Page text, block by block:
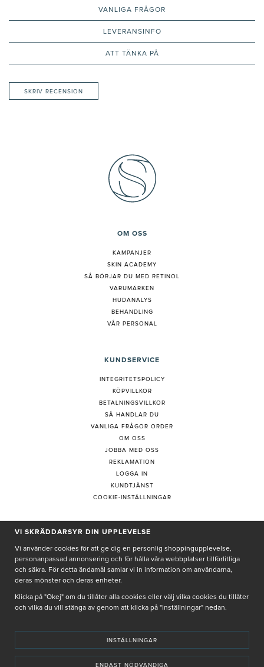
VANLIGA FRÅGOR
LEVERANSINFO
ATT TÄNKA PÅ
SKRIV RECENSION
OM OSS
KAMPANJER
SKIN ACADEMY
SÅ BÖRJAR DU MED RETINOL
VARUMÄRKEN
HUDANALYS
BEHANDLING
VÅR PERSONAL
KUNDSERVICE
INTEGRITETSPOLICY
KÖPVILLKOR
BETALNINGSVILLKOR
SÅ HANDLAR DU
VANLIGA FRÅGOR ORDER
OM OSS
JOBBA MED OSS
REKLAMATION
LOGGA IN
KUNDTJÄNST
COOKIE-INSTÄLLNINGAR
PRENUMERERA PÅ NYHETSBREV
Genom att ge min e-post, accepterar jag Seth och Sallyintegritetspolicy
De uppgifter du matar in kommer endast användas till våra nyhetsbrev.
VI SKRÄDDARSYR DIN UPPLEVELSE
Vi använder cookies för att ge dig en personlig shoppingupplevelse,
personanpassad annonsering och för hålla våra webbplatser tillförlitliga
och säkra. För detta ändamål samlar vi in information om användarna,
deras mönster och deras enheter.
Klicka på "Okej" om du tillåter alla cookies eller välj vilka cookies du tillåter
och vilka du vill stänga av genom att klicka på "Inställningar" nedan.
INSTÄLLNINGAR
ENDAST NÖDVÄNDIGA